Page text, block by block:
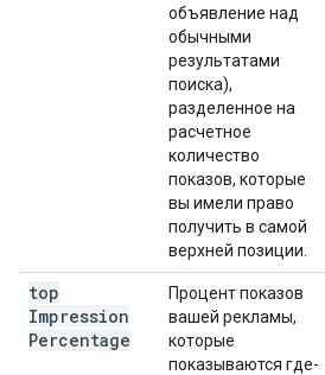
объявление над
обычными
результатами
поиска),
разделенное на
расчетное
количество
показов, которые
вы имели право
получить в самой
верхней позиции.
top
Impression
Percentage
Процент показов
вашей рекламы,
которые
показываются где-